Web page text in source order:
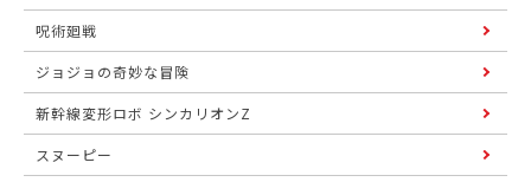
呪術廻戦
ジョジョの奇妙な冒険
新幹線変形ロボ シンカリオンZ
スヌーピー